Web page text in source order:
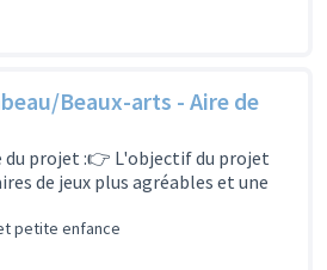
Beaux-arts - Aire de
projet :👉 L'objectif du projet
de jeux plus agréables et une
petite enfance